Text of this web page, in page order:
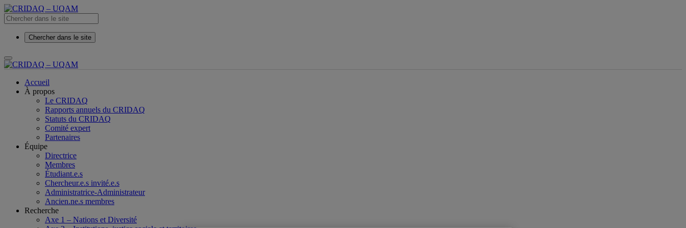
Chercher dans le site
Accueil
À propos
Le CRIDAQ
Rapports annuels du CRIDAQ
Statuts du CRIDAQ
Comité expert
Partenaires
Équipe
Directrice
Membres
Étudiant.e.s
Chercheur.e.s invité.e.s
Administratrice-Administrateur
Ancien.ne.s membres
Recherche
Axe 1 – Nations et Diversité